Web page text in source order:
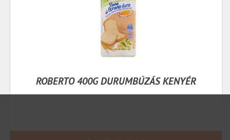
ROBERTO 400G DURUMBÚZÁS KENYÉR